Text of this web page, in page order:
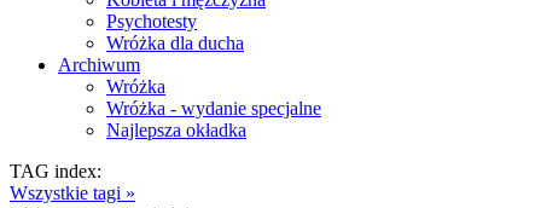
Psychotesty
Wróżka dla ducha
Archiwum
Wróżka
Wróżka - wydanie specjalne
Najlepsza okładka
TAG index:
Wszystkie tagi »